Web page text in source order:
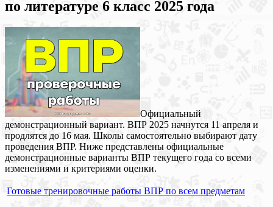
по литературе 6 класс 2025 года
Официальный
демонстрационный вариант. ВПР 2025 начнутся 11 апреля и
продлятся до 16 мая. Школы самостоятельно выбирают дату
проведения ВПР. Ниже представлены официальные
демонстрационные варианты ВПР текущего года со всеми
изменениями и критериями оценки.
Готовые тренировочные работы ВПР по всем предметам